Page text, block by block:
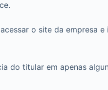
o site da empresa
do titular em apenas